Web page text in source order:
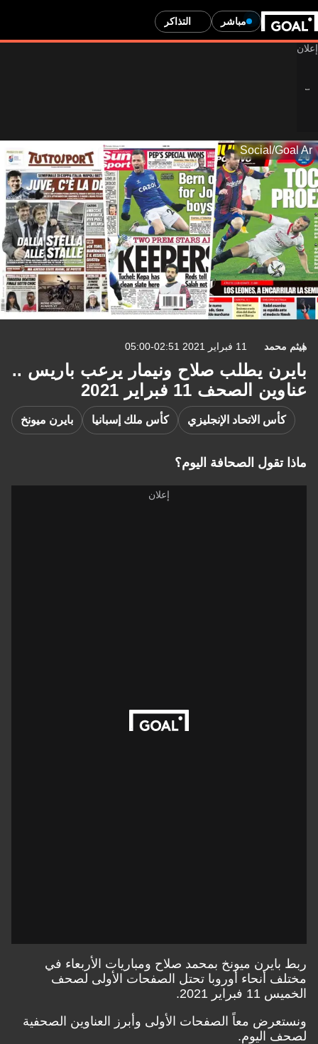
مباشر التذاكر
Social/Goal Ar
هيثم محمد 11 فبراير 2021 02:51-05:00
بايرن يطلب صلاح ونيمار يرعب باريس ..
عناوين الصحف 11 فبراير 2021
كأس الاتحاد الإنجليزي كأس ملك إسبانيا بايرن ميونخ
ماذا تقول الصحافة اليوم؟
ربط بايرن ميونخ بمحمد صلاح ومباريات الأربعاء في
مختلف أنحاء أوروبا تحتل الصفحات الأولى لصحف
الخميس 11 فبراير 2021.
ونستعرض معاً الصفحات الأولى وأبرز العناوين الصحفية
لصحف اليوم.